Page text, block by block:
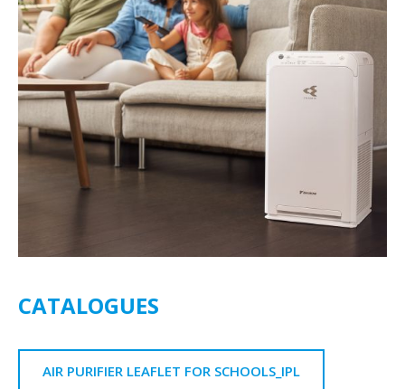
CATALOGUES
AIR PURIFIER LEAFLET FOR SCHOOLS_IPL